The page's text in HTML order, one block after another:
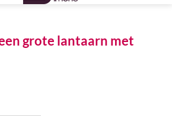
grote lantaarn met